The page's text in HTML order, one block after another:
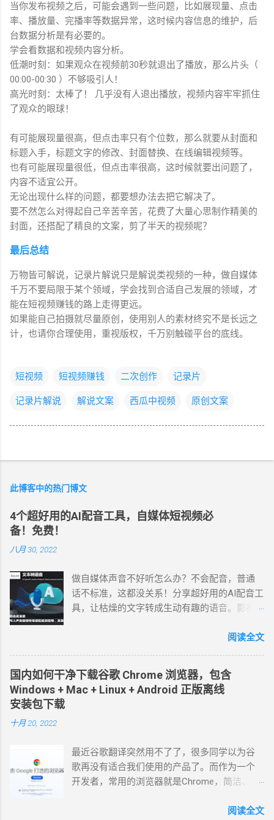
当你发布视频之后，可能会遇到一些问题，比如展现量、点击
率、播放量、完播率等数据异常，这时候内容信息的维护，后
台数据分析是有必要的。
学会看数据和视频内容分析。
低潮时刻：如果观众在视频前30秒就退出了播放，那么片头（
00:00-00:30 ）不够吸引人！
高光时刻：太棒了！ 几乎没有人退出播放，视频内容牢牢抓住
了观众的眼球！
有可能展现量很高，但点击率只有个位数，那么就要从封面和
标题入手，标题文字的修改、封面替换、在线编辑视频等。
也有可能展现量很低，但点击率很高，这时候就要出问题了，
内容不适宜公开。
无论出现什么样的问题，都要想办法去把它解决了。
要不然怎么对得起自己辛苦辛苦，花费了大量心思制作精美的
封面，还搭配了精良的文案，剪了半天的视频呢？
最后总结
万物皆可解说，记录片解说只是解说类视频的一种，做自媒体
千万不要局限于某个领域，学会找到合适自己发展的领域，才
能在短视频赚钱的路上走得更远。
如果能自己拍摄就尽量原创，使用别人的素材终究不是长远之
计，也请你合理使用，重视版权，千万别触碰平台的底线。
短视频 短视频赚钱 二次创作 记录片
记录片解说 解说文案 西瓜中视频 原创文案
此博客中的热门博文
4个超好用的AI配音工具，自媒体短视频必
备！免费！
八月 30, 2022
做自媒体声音不好听怎么办？不会配音，普通
话不标准，这都没关系！分享超好用的AI配音工
具，让枯燥的文字转成生动有趣的语音。影视
育解说、旅游解说、知识科普、娱乐综艺、情
件，声音接近真人。 4个超好用的AI配音工具，
自媒体短视频必备！ 1、Microsoft Azure Azure
是微软旗下的一款 文本转语音 工具，140 种语
语音生成器。 截至目前为止，中文配音员一共
32个，女配音员：晓萱、晓辰、晓涵、晓墨、
晓秋、晓辰、晓睿、晓双、晓颜、晓悠、晓
野 、云枫、云皓、云健、云夏、云泽。 最近新
阅读全文
国内如何干净下载谷歌 Chrome 浏览器，包含
Windows + Mac + Linux + Android 正版离线
安装包下载
十月 20, 2022
最近谷歌翻译突然用不了了，很多同学以为谷
歌再没有适合我们使用的产品了。而作为一个
开发者，常用的浏览器就是Chrome，简洁、快
直接访问谷歌中国官网下载安装就行了。 国内
阅读全文